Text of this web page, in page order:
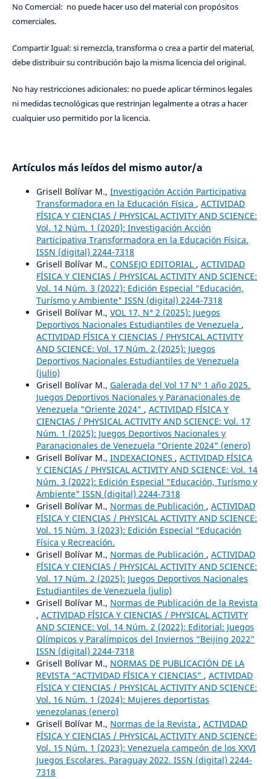
No Comercial: no puede hacer uso del material con propósitos
comerciales.
Compartir Igual: si remezcla, transforma o crea a partir del material,
debe distribuir su contribución bajo la misma licencia del original.
No hay restricciones adicionales: no puede aplicar términos legales
ni medidas tecnológicas que restrinjan legalmente a otras a hacer
cualquier uso permitido por la licencia.
Artículos más leídos del mismo autor/a
Grisell Bolívar M., Investigación Acción Participativa
Transformadora en la Educación Física , ACTIVIDAD
FÍSICA Y CIENCIAS / PHYSICAL ACTIVITY AND SCIENCE:
Vol. 12 Núm. 1 (2020): Investigación Acción
Participativa Transformadora en la Educación Física.
ISSN (digital) 2244-7318
Grisell Bolívar M., CONSEJO EDITORIAL , ACTIVIDAD
FÍSICA Y CIENCIAS / PHYSICAL ACTIVITY AND SCIENCE:
Vol. 14 Núm. 3 (2022): Edición Especial "Educación,
Turísmo y Ambiente" ISSN (digital) 2244-7318
Grisell Bolívar M., VOL 17, N° 2 (2025): Juegos
Deportivos Nacionales Estudiantiles de Venezuela ,
ACTIVIDAD FÍSICA Y CIENCIAS / PHYSICAL ACTIVITY
AND SCIENCE: Vol. 17 Núm. 2 (2025): Juegos
Deportivos Nacionales Estudiantiles de Venezuela
(julio)
Grisell Bolívar M., Galerada del Vol 17 N° 1 año 2025.
Juegos Deportivos Nacionales y Paranacionales de
Venezuela "Oriente 2024" , ACTIVIDAD FÍSICA Y
CIENCIAS / PHYSICAL ACTIVITY AND SCIENCE: Vol. 17
Núm. 1 (2025): Juegos Deportivos Nacionales y
Paranacionales de Venezuela "Oriente 2024" (enero)
Grisell Bolívar M., INDEXACIONES , ACTIVIDAD FÍSICA
Y CIENCIAS / PHYSICAL ACTIVITY AND SCIENCE: Vol. 14
Núm. 3 (2022): Edición Especial "Educación, Turísmo y
Ambiente" ISSN (digital) 2244-7318
Grisell Bolívar M., Normas de Publicación , ACTIVIDAD
FÍSICA Y CIENCIAS / PHYSICAL ACTIVITY AND SCIENCE:
Vol. 15 Núm. 3 (2023): Edición Especial “Educación
Física y Recreación.
Grisell Bolívar M., Normas de Publicación , ACTIVIDAD
FÍSICA Y CIENCIAS / PHYSICAL ACTIVITY AND SCIENCE:
Vol. 17 Núm. 2 (2025): Juegos Deportivos Nacionales
Estudiantiles de Venezuela (julio)
Grisell Bolívar M., Normas de Publicación de la Revista
, ACTIVIDAD FÍSICA Y CIENCIAS / PHYSICAL ACTIVITY
AND SCIENCE: Vol. 14 Núm. 2 (2022): Editorial: Juegos
Olímpicos y Paralímpicos del Inviernos “Beijing 2022”
ISSN (digital) 2244-7318
Grisell Bolívar M., NORMAS DE PUBLICACIÓN DE LA
REVISTA “ACTIVIDAD FÍSICA Y CIENCIAS” , ACTIVIDAD
FÍSICA Y CIENCIAS / PHYSICAL ACTIVITY AND SCIENCE:
Vol. 16 Núm. 1 (2024): Mujeres deportistas
venezolanas (enero)
Grisell Bolívar M., Normas de la Revista , ACTIVIDAD
FÍSICA Y CIENCIAS / PHYSICAL ACTIVITY AND SCIENCE:
Vol. 15 Núm. 1 (2023): Venezuela campeón de los XXVI
Juegos Escolares. Paraguay 2022. ISSN (digital) 2244-
7318